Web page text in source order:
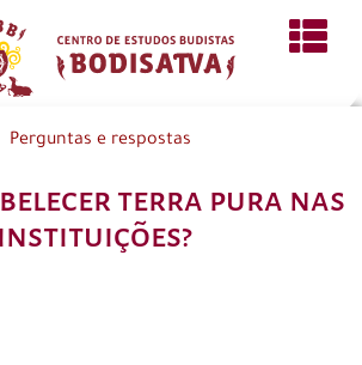
Perguntas e respostas
terra pura nas
instituições?